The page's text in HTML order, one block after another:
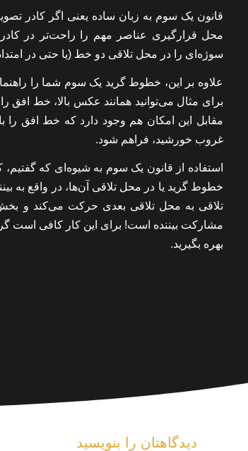
محل قرارگیری عناصر مهم را راحت‌تر در کادر
سوژه‌ای را در محل تلاقی دو خط (یا حتی در
علاوه بر این، خطوط گرید یک سوم شما را
برای مثال می‌توانید همانند عکس بالا، خط افق
مقابل این امکان هم وجود دارد که خط افق را
غروب خورشید، فراهم شود.
استفاده از قانون یک سوم به شیوه‌ای که
خطوط گرید یا در محل تلاقی آن‌ها، در واقع به
تلاقی به محل تلاقی بعدی حرکت می‌کند و
مشارکت بیننده است! برای این کار کافی است
بهره بگیرید.
دیدگاهتان را بنویسید